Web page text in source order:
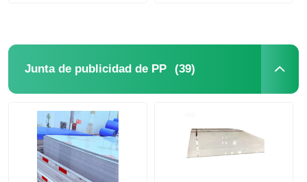
Junta de publicidad de PP (39)